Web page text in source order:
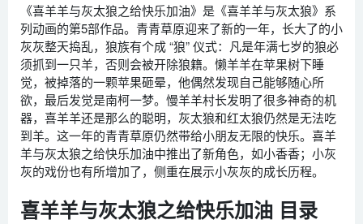
《喜羊羊与灰太狼之给快乐加油》是《喜羊羊与灰太狼》系
列动画的第5部作品。青青草原迎来了新的一年，长大了的小
灰灰整天捣乱，狼族有个成 “狼” 仪式：凡是年满七岁的狼必
须抓到一只羊，否则会被开除狼籍。懒羊羊在苹果树下睡
觉，被掉落的一颗苹果砸晕，他偶然发现自己能够随心所
欲，最后发觉是南柯一梦。慢羊羊村长发明了很多神奇的机
器，喜羊羊还是那么的聪明，灰太狼和红太狼仍然是无法吃
到羊。这一年的青青草原仍然带给小朋友无限的快乐。喜羊
羊与灰太狼之给快乐加油中推出了新角色，如小香香；小灰
灰的戏份也有所增加了，侧重在展示小灰灰的成长历程。
喜羊羊与灰太狼之给快乐加油 目录